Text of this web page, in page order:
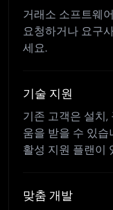
거래소 소프트웨
요청하거나 요구
세요.
기술 지원
기존 고객은 설치,
움을 받을 수 있습
활성 지원 플랜이
맞춤 개발